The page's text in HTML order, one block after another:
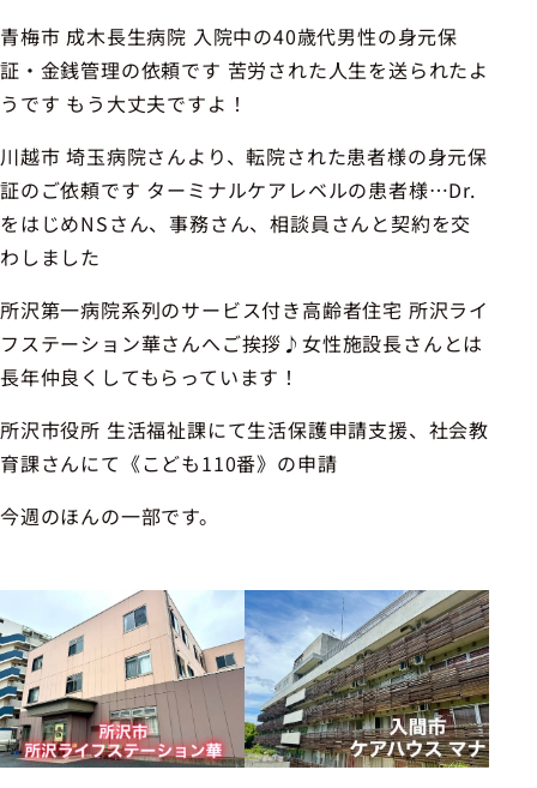
青梅市 成木長生病院 入院中の40歳代男性の身元保
証・金銭管理の依頼です 苦労された人生を送られたよ
うです もう大丈夫ですよ！
川越市 埼玉病院さんより、転院された患者様の身元保
証のご依頼です ターミナルケアレベルの患者様…Dr.
をはじめNSさん、事務さん、相談員さんと契約を交
わしました
所沢第一病院系列のサービス付き高齢者住宅 所沢ライ
フステーション華さんへご挨拶♪女性施設長さんとは
長年仲良くしてもらっています！
所沢市役所 生活福祉課にて生活保護申請支援、社会教
育課さんにて《こども110番》の申請
今週のほんの一部です。